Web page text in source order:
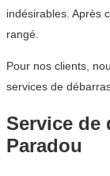
indésirables. Après
rangé.
Pour nos clients,
services de
Service de
Paradou